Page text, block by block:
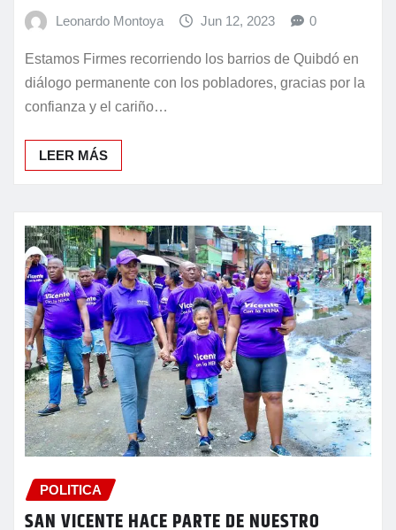
Leonardo Montoya Jun 12, 2023 0
Estamos Firmes recorriendo los barrios de Quibdó en
diálogo permanente con los pobladores, gracias por la
confianza y el cariño…
LEER MÁS
POLITICA
SAN VICENTE HACE PARTE DE NUESTRO